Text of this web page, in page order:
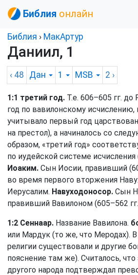
Библия онлайн
Библия › МакАртур
Даниил, 1
‹ 48 Дан 1 MSB 2 ›
1:1 третий год. Т.е. 606–605 гг.
год по вавилонскому исчислению,
учитывало первый год
на престол), а начиналось со
образом, «третий год»
по иудейской системе исчисления
Иоаким. Сын Иосии, правивший
во время первого вторжения
Иерусалим. Навуходоносор. Сын
правивший Вавилоном (605–562
1:2 Сеннаар. Название Вавилона.
или Мардук (то же, что Меродах).
религии существовали и другие
пояснение там же). Считалось, что
другого народа подтверждал